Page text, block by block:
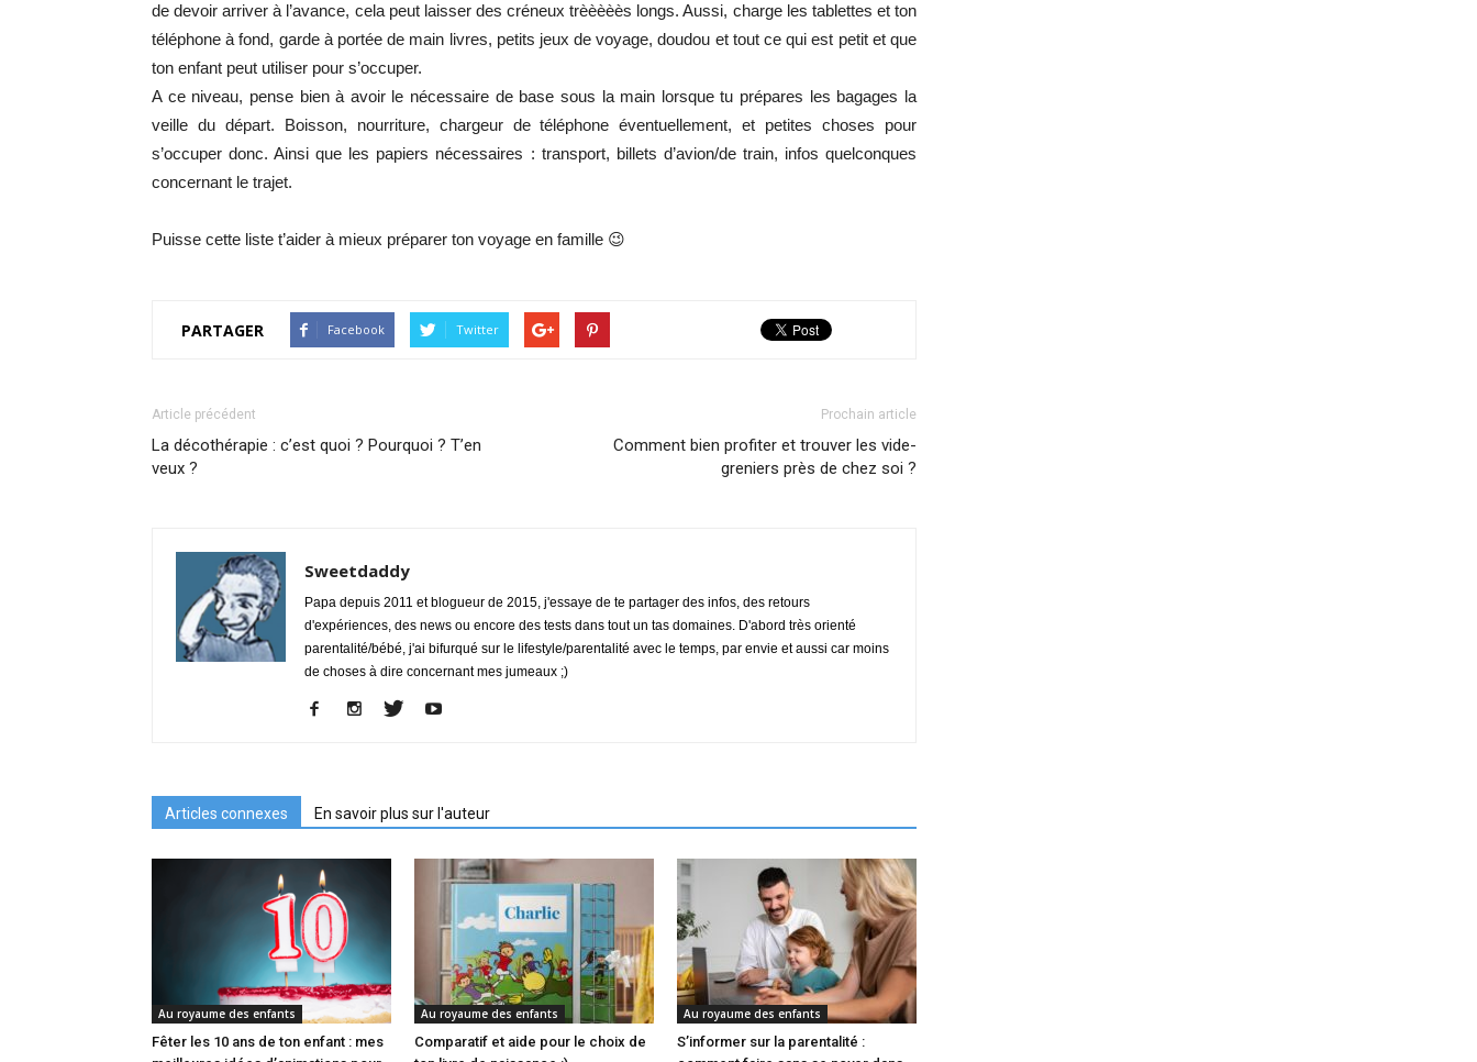
de devoir arriver à l’avance, cela peut laisser des créneux trèèèèès longs. Aussi, charge les tablettes et ton
téléphone à fond, garde à portée de main livres, petits jeux de voyage, doudou et tout ce qui est petit et que
ton enfant peut utiliser pour s’occuper.
A ce niveau, pense bien à avoir le nécessaire de base sous la main lorsque tu prépares les bagages la
veille du départ. Boisson, nourriture, chargeur de téléphone éventuellement, et petites choses pour
s’occuper donc. Ainsi que les papiers nécessaires : transport, billets d’avion/de train, infos quelconques
concernant le trajet.
Puisse cette liste t’aider à mieux préparer ton voyage en famille 😉
PARTAGER Facebook Twitter
Article précédent
La décothérapie : c’est quoi ? Pourquoi ? T’en
veux ?
Prochain article
Comment bien profiter et trouver les vide-
greniers près de chez soi ?
Sweetdaddy
Papa depuis 2011 et blogueur de 2015, j'essaye de te partager des infos, des retours
d'expériences, des news ou encore des tests dans tout un tas domaines. D'abord très orienté
parentalité/bébé, j'ai bifurqué sur le lifestyle/parentalité avec le temps, par envie et aussi car moins
de choses à dire concernant mes jumeaux ;)
Articles connexes En savoir plus sur l'auteur
Au royaume des enfants
Fêter les 10 ans de ton enfant : mes
Au royaume des enfants
Comparatif et aide pour le choix de
Au royaume des enfants
S’informer sur la parentalité :